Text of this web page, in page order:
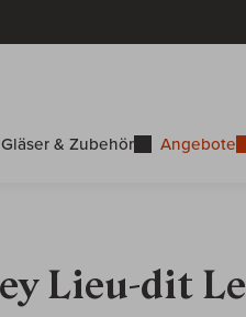
Gläser & Zubehör Angebote
Lieu-dit Le